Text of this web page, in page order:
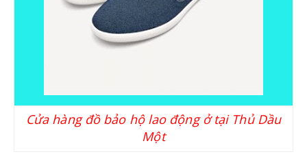
GĂNG TAY SỢI-PHỦ PU
GĂNG TAY HÀN-CÁCH NHIỆT
Cửa hàng đồ bảo hộ lao động ở tại Thủ Dầu
Một